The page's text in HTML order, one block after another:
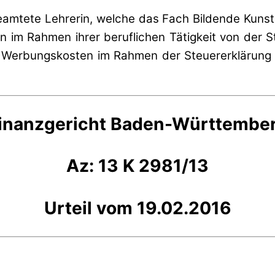
Lehrerin, welche das Fach Bildende
im Rahmen ihrer beruflichen Tätigkeit von der
im Rahmen der
Baden-
Az: 13 K 2981/13
Urteil vom 19.02.2016